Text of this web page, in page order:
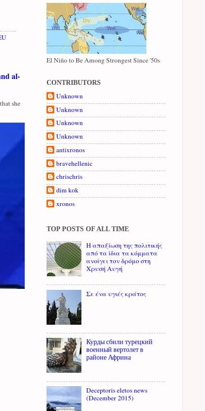
al-
she
El Niño to Be Among Strongest Since '50s
CONTRIBUTORS
Unknown
Unknown
Unknown
Unknown
antixronos
bravehellenic
chrischris
dim kok
xronos
TOP POSTS OF ALL TIME
Η απαξίωση της πολιτικής
από τα ίδια τα κόμματα
ανοίγει τον δρόμο στη
Χρυσή Αυγή
Σε ένα υγιές κράτος
Курды сбили турецкий
военный вертолет в
районе Африна
Deceptoris eletos news
(December 2015)